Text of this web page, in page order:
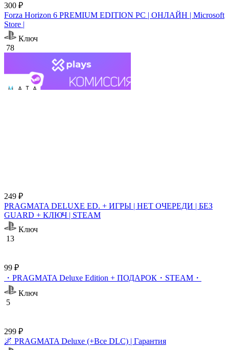
300 ₽
Forza Horizon 6 PREMIUM EDITION PC | ОНЛАЙН | Microsoft
Store |
Ключ
78
249 ₽
PRAGMATA DELUXE ED. + ИГРЫ | НЕТ ОЧЕРЕДИ | БЕЗ
GUARD + КЛЮЧ | STEAM
Ключ
13
99 ₽
・PRAGMATA Deluxe Edition + ПОДАРОК・STEAM・
Ключ
5
299 ₽
🌌 PRAGMATA Deluxe (+Все DLC) | Гарантия